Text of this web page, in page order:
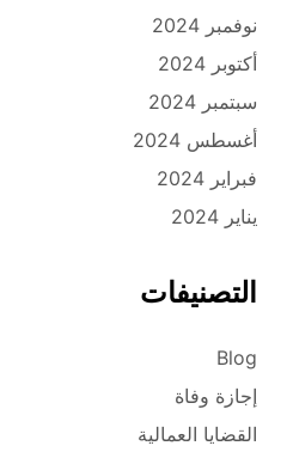
نوفمبر 2024
أكتوبر 2024
سبتمبر 2024
أغسطس 2024
فبراير 2024
يناير 2024
التصنيفات
Blog
إجازة وفاة
القضايا العمالية